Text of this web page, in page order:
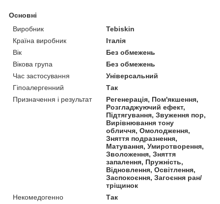
Основні
Виробник
Tebiskin
Країна виробник
Італія
Вік
Без обмежень
Вікова група
Без обмежень
Час застосування
Універсальний
Гіпоалергенний
Так
Призначення і результат
Регенерація, Пом'якшення,
Розгладжуючий ефект,
Підтягування, Звуження пор,
Вирівнювання тону
обличчя, Омолодження,
Зняття подразнення,
Матування, Умиротворення,
Зволоження, Зняття
запалення, Пружність,
Відновлення, Освітлення,
Заспокоєння, Загоєння ран/
тріщинок
Некомедогенно
Так